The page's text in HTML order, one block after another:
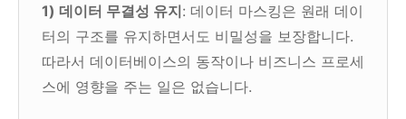
1) 데이터 무결성 유지: 데이터 마스킹은 원래 데이
터의 구조를 유지하면서도 비밀성을 보장합니다.
따라서 데이터베이스의 동작이나 비즈니스 프로세
스에 영향을 주는 일은 없습니다.